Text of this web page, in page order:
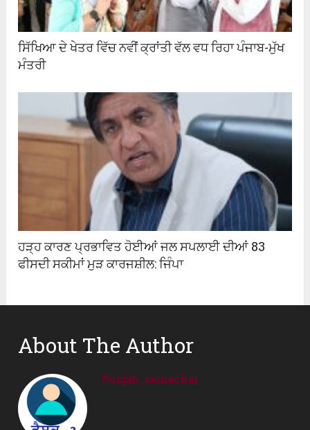
ਸਿੱਖਿਆ ਦੇ ਖੇਤਰ ਵਿੱਚ ਨਵੀਂ ਕ੍ਰਾਂਤੀ ਵੱਲ ਵਧ ਰਿਹਾ ਪੰਜਾਬ-ਮੁੱਖ
ਮੰਤਰੀ
ਹੜ੍ਹ ਕਾਰਣ ਪ੍ਰਭਾਵਿਤ ਹੋਈਆਂ ਜਲ ਸਪਲਾਈ ਦੀਆਂ 83
ਫੀਸਦੀ ਸਕੀਮਾਂ ਮੁੜ ਕਾਰਜਸ਼ੀਲ: ਜਿੰਪਾ
About The Author
Punjab_samachar